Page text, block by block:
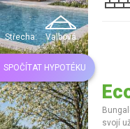
Střecha: Valbová
SPOČÍTAT HYPOTÉKU
svojí